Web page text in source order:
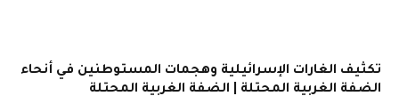
تكثيف الغارات الإسرائيلية وهجمات المستوطنين في أنحاء
الضفة الغربية المحتلة | الضفة الغربية المحتلة